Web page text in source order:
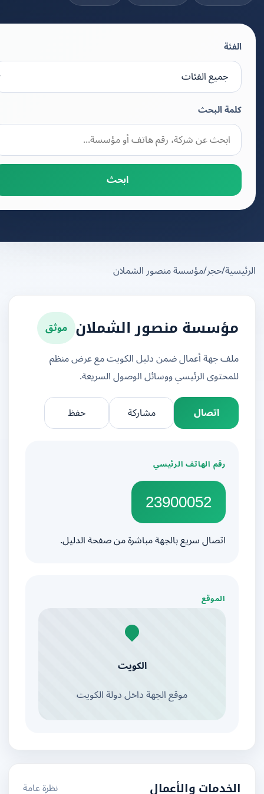
كلمة البحث
ابحث
/حجر/مؤسسة منصور الشملان
مؤسسة منصور الشملان موثق
ملف جهة أعمال ضمن دليل الكويت مع عرض منظم
للمحتوى الرئيسي ووسائل الوصول السريعة.
اتصال
مشاركة
رقم الهاتف الرئيسي
23900052
اتصال سريع بالجهة مباشرة من صفحة الدليل.
الموقع
الكويت
موقع الجهة داخل دولة الكويت
الخدمات والأعمال نظرة عامة